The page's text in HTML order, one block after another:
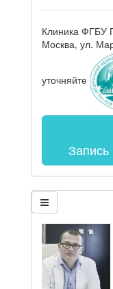
Клиника
Москва, ул.
уточняйте